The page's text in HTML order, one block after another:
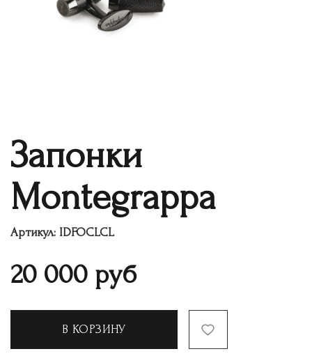
Запонки
Montegrappa
Артикул: IDFOCLCL
20 000 руб
В КОРЗИНУ